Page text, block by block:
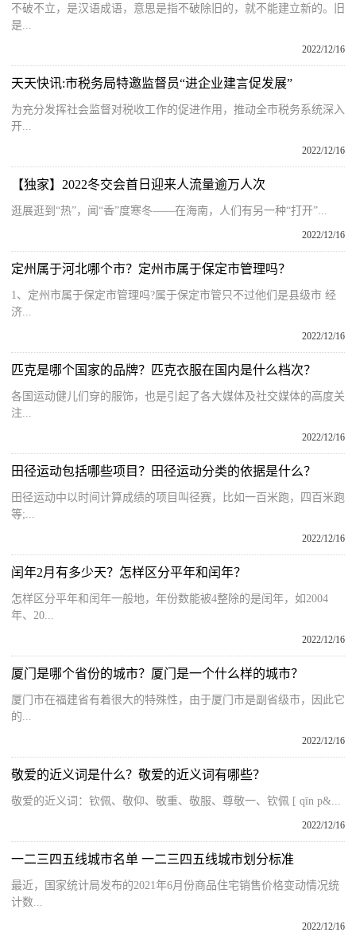
不破不立，是汉语成语，意思是指不破除旧的，就不能建立新的。旧
是...
2022/12/16
天天快讯:市税务局特邀监督员“进企业建言促发展”
为充分发挥社会监督对税收工作的促进作用，推动全市税务系统深入
开...
2022/12/16
【独家】2022冬交会首日迎来人流量逾万人次
逛展逛到“热”，闻“香”度寒冬——在海南，人们有另一种“打开”...
2022/12/16
定州属于河北哪个市？定州市属于保定市管理吗？
1、定州市属于保定市管理吗?属于保定市管只不过他们是县级市 经
济...
2022/12/16
匹克是哪个国家的品牌？匹克衣服在国内是什么档次？
各国运动健儿们穿的服饰，也是引起了各大媒体及社交媒体的高度关
注...
2022/12/16
田径运动包括哪些项目？田径运动分类的依据是什么？
田径运动中以时间计算成绩的项目叫径赛，比如一百米跑，四百米跑
等;...
2022/12/16
闰年2月有多少天？怎样区分平年和闰年？
怎样区分平年和闰年一般地，年份数能被4整除的是闰年，如2004
年、20...
2022/12/16
厦门是哪个省份的城市？厦门是一个什么样的城市？
厦门市在福建省有着很大的特殊性，由于厦门市是副省级市，因此它
的...
2022/12/16
敬爱的近义词是什么？敬爱的近义词有哪些？
敬爱的近义词：钦佩、敬仰、敬重、敬服、尊敬一、钦佩 [ qīn p&...
2022/12/16
一二三四五线城市名单 一二三四五线城市划分标准
最近，国家统计局发布的2021年6月份商品住宅销售价格变动情况统
计数...
2022/12/16